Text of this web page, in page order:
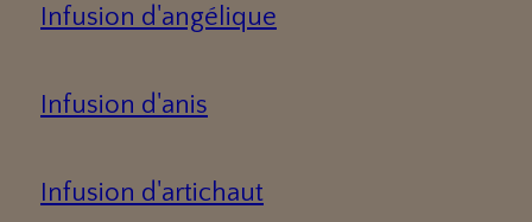
Infusion d'angélique
Infusion d'anis
Infusion d'artichaut